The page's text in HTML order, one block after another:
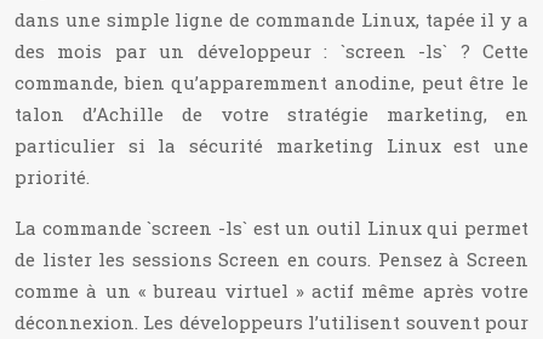
dans une simple ligne de commande Linux, tapée il y a
des mois par un développeur : `screen -ls` ? Cette
commande, bien qu’apparemment anodine, peut être le
talon d’Achille de votre stratégie marketing, en
particulier si la sécurité marketing Linux est une
priorité.
La commande `screen -ls` est un outil Linux qui permet
de lister les sessions Screen en cours. Pensez à Screen
comme à un « bureau virtuel » actif même après votre
déconnexion. Les développeurs l’utilisent souvent pour